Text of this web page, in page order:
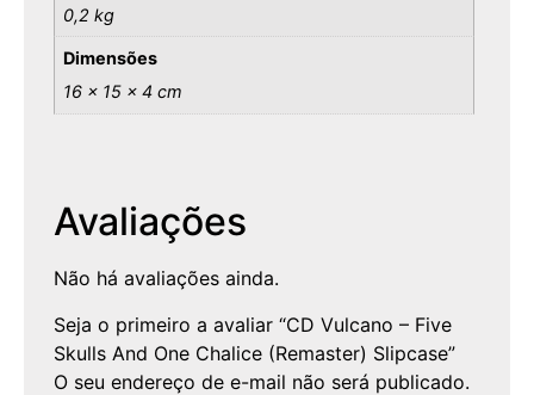
0,2 kg
Dimensões
16 × 15 × 4 cm
Avaliações
Não há avaliações ainda.
Seja o primeiro a avaliar “CD Vulcano – Five
Skulls And One Chalice (Remaster) Slipcase”
O seu endereço de e-mail não será publicado.